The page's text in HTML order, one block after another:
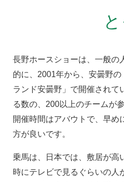
長野ホースショーは、一般の
的に、2001年から、安曇野
ランド安曇野」で開催されて
る数の、200以上のチームが
開催時間はアバウトで、早
方が良いです。
乗馬は、日本では、敷居が高
時にテレビで見るぐらいの人